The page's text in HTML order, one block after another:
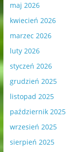
maj 2026
kwiecień 2026
marzec 2026
luty 2026
styczeń 2026
grudzień 2025
listopad 2025
październik 2025
wrzesień 2025
sierpień 2025